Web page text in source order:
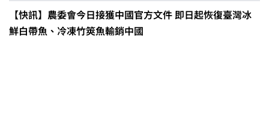
【快訊】農委會今日接獲中國官方文件 即日起恢復臺灣冰
鮮白帶魚、冷凍竹筴魚輸銷中國